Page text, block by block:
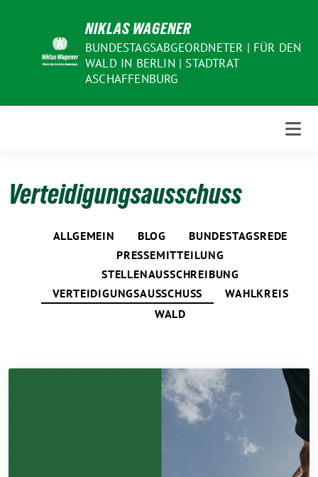
NIKLAS WAGENER
BUNDESTAGSABGEORDNETER | FÜR DEN
WALD IN BERLIN | STADTRAT
ASCHAFFENBURG
Verteidigungsausschuss
ALLGEMEIN BLOG
BUNDESTAGSREDE
PRESSEMITTEILUNG
STELLENAUSSCHREIBUNG
VERTEIDIGUNGSAUSSCHUSS
WAHLKREIS
WALD